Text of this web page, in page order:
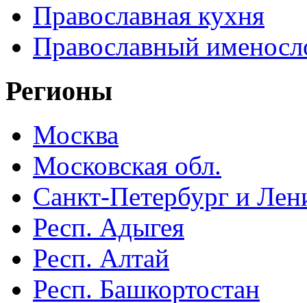
Православная кухня
Православный
Регионы
Москва
Московская обл.
Санкт-Петербург и
Респ. Адыгея
Респ. Алтай
Респ. Башкортостан